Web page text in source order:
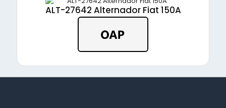
ALT-27642 Alternador Fiat 150A